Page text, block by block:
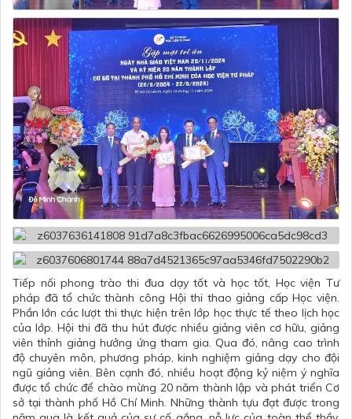
Tiếp nối phong trào thi đua dạy tốt và học tốt, Học viện Tư
pháp đã tổ chức thành công Hội thi thao giảng cấp Học viện.
Phần lớn các lượt thi thực hiện trên lớp học thực tế theo lịch học
của lớp. Hội thi đã thu hút được nhiều giảng viên cơ hữu, giảng
viên thỉnh giảng hưởng ứng tham gia. Qua đó, nâng cao trình
độ chuyên môn, phương pháp, kinh nghiệm giảng dạy cho đội
ngũ giảng viên. Bên cạnh đó, nhiều hoạt động kỷ niệm ý nghĩa
được tổ chức để chào mừng 20 năm thành lập và phát triển Cơ
sở tại thành phố Hồ Chí Minh. Những thành tựu đạt được trong